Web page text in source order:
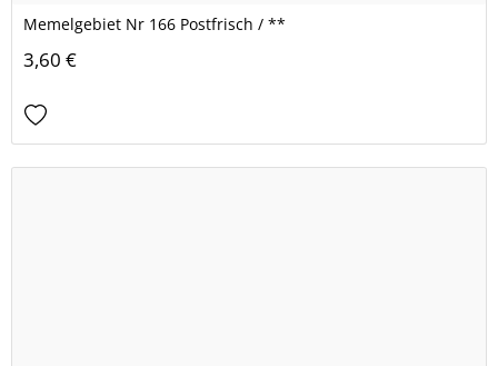
Memelgebiet Nr 166 Postfrisch / **
3,60 €